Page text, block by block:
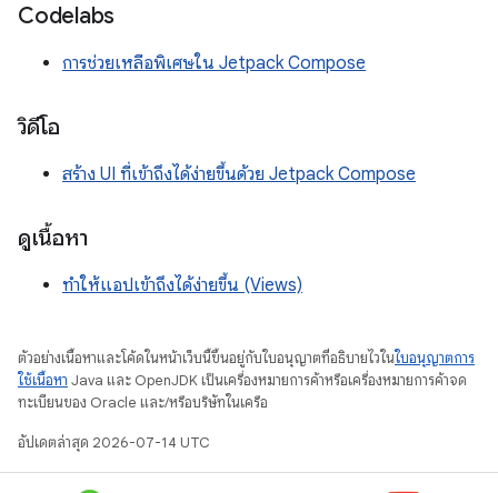
Codelabs
การช่วยเหลือพิเศษใน Jetpack Compose
วิดีโอ
สร้าง UI ที่เข้าถึงได้ง่ายขึ้นด้วย Jetpack Compose
ดูเนื้อหา
ทำให้แอปเข้าถึงได้ง่ายขึ้น (Views)
ตัวอย่างเนื้อหาและโค้ดในหน้าเว็บนี้ขึ้นอยู่กับใบอนุญาตที่อธิบายไว้ในใบอนุญาตการ
ใช้เนื้อหา Java และ OpenJDK เป็นเครื่องหมายการค้าหรือเครื่องหมายการค้าจด
ทะเบียนของ Oracle และ/หรือบริษัทในเครือ
อัปเดตล่าสุด 2026-07-14 UTC